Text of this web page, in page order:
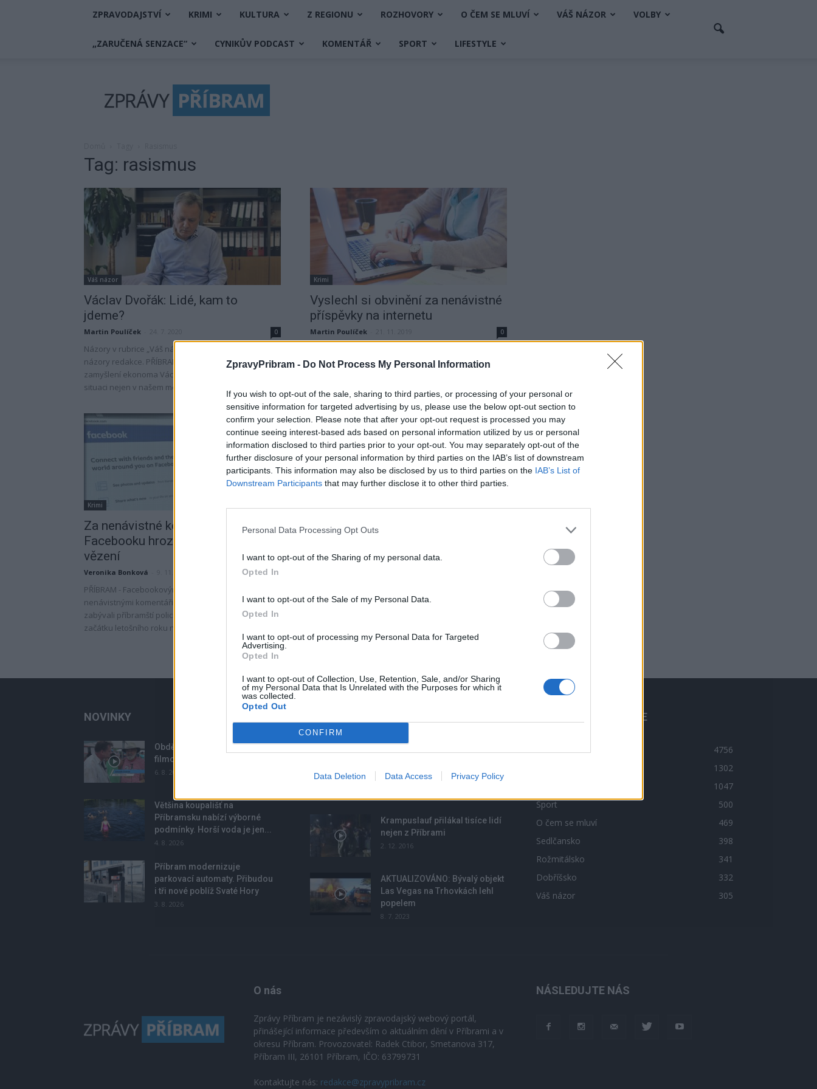
ZpravyPribram - Do Not Process My Personal Information
If you wish to opt-out of the sale, sharing to third parties, or processing of your personal or
sensitive information for targeted advertising by us, please use the below opt-out section to
confirm your selection. Please note that after your opt-out request is processed you may
continue seeing interest-based ads based on personal information utilized by us or personal
information disclosed to third parties prior to your opt-out. You may separately opt-out of the
further disclosure of your personal information by third parties on the IAB’s list of downstream
participants. This information may also be disclosed by us to third parties on the IAB’s List of
Downstream Participants that may further disclose it to other third parties.
Personal Data Processing Opt Outs
I want to opt-out of the Sharing of my personal data.
Opted In
I want to opt-out of the Sale of my Personal Data.
Opted In
I want to opt-out of processing my Personal Data for Targeted
Advertising.
Opted In
I want to opt-out of Collection, Use, Retention, Sale, and/or Sharing
of my Personal Data that Is Unrelated with the Purposes for which it
was collected.
Opted Out
CONFIRM
Data Deletion Data Access Privacy Policy
ZPRAVODAJSTVÍ KRIMI KULTURA Z REGIONU ROZHOVORY O ČEM SE MLUVÍ VÁŠ NÁZOR VOLBY
„ZARUČENÁ SENZACE“ CYNIKŮV PODCAST KOMENTÁŘ SPORT LIFESTYLE
Příbram
Tag: rasismus
Váš názor
Václav Dvořák: Lidé, kam to
jdeme?
Martin Poulíček 0
Názory v rubrice „Váš názor“ se nemusí shodovat s
názory redakce. PŘÍBRAM – Přinášíme malé
zamyšlení ekonoma Václava Dvořáka o současné
situaci nejen v našem městě. Lidé žijeme...
Krimi
Vyslechl si obvinění za nenávistné
příspěvky na internetu
Martin Poulíček 0
za to, že na Facebooku během tří let vypisoval se z
Krimi
Za nenávistné komentáře na
Facebooku hrozí až tři roky ve
vězení
Veronika Bonková 0
PŘÍBRAM - Facebookovým profilem zaplněným
nenávistnými komentáři k určitému etniku se
zabývali příbramští policisté. Od konce roku 2014 do
začátku letošního roku napsal čtyřicetiletý...
NOVINKY
Obděnice vzpomínaly na
filmovou legendu
6. 8. 2026
Většina koupališť na
Příbramsku nabízí výborné
podmínky. Horší voda je jen...
4. 8. 2026
Příbram modernizuje
parkovací automaty. Přibudou
i tři nové poblíž Svaté Hory
3. 8. 2026
Lazsko zřídilo transparentní
mamince, náhle postižené
14. 2. 2023
Krampuslauf přilákal tisíce lidí
nejen z Příbrami
2. 12. 2016
AKTUALIZOVÁNO: Bývalý objekt
Las Vegas na Trhovkách lehl
popelem
8. 7. 2023
OBLÍBENÉ KATEGORIE
Zpravodajství
4756
1302
1047
Sport
500
O čem se mluví
469
Sedlčansko
398
Rožmitálsko
341
Dobříšsko
332
Váš názor
305
O nás
Zprávy Příbram je nezávislý zpravodajský webový portál,
přinášející informace především o aktuálním dění v Příbrami a v
okresu Příbram. Provozovatel: Radek Ctibor, Smetanova 317,
Příbram III, 26101 Příbram, IČO: 63799731
Kontaktujte nás: redakce@zpravypribram.cz
NÁSLEDUJTE NÁS